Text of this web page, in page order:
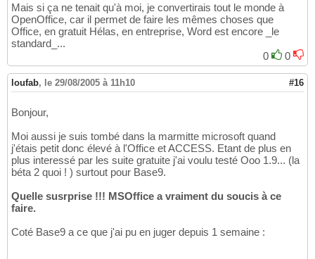
Mais si ça ne tenait qu'à moi, je convertirais tout le monde à
OpenOffice, car il permet de faire les mêmes choses que
Office, en gratuit Hélas, en entreprise, Word est encore _le
standard_...
0
0
loufab, le 29/08/2005 à 11h10 #16
Bonjour,
Moi aussi je suis tombé dans la marmitte microsoft quand
j'étais petit donc élevé à l'Office et ACCESS. Etant de plus en
plus interessé par les suite gratuite j'ai voulu testé Ooo 1.9... (la
béta 2 quoi ! ) surtout pour Base9.
Quelle susrprise !!! MSOffice a vraiment du soucis à ce
faire.
Coté Base9 a ce que j'ai pu en juger depuis 1 semaine :